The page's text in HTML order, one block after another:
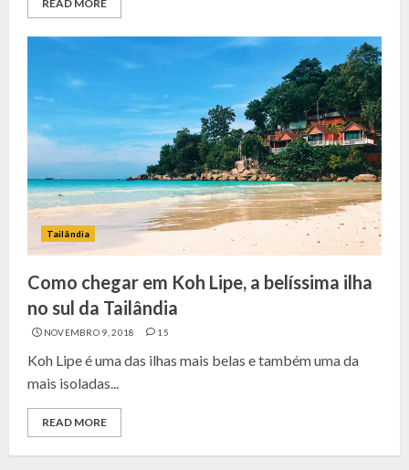
READ MORE
Tailândia
Como chegar em Koh Lipe, a belíssima ilha
no sul da Tailândia
NOVEMBRO 9, 2018 15
Koh Lipe é uma das ilhas mais belas e também uma da
mais isoladas...
READ MORE